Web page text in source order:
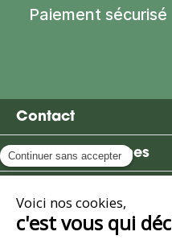
Paiement sécurisé
Contact
Moulin des Moines
Avantages et services